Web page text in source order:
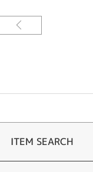
ITEM SEARCH